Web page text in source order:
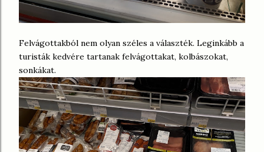
Felvágottakból nem olyan széles a választék. Leginkább a
turisták kedvére tartanak felvágottakat, kolbászokat,
sonkákat.